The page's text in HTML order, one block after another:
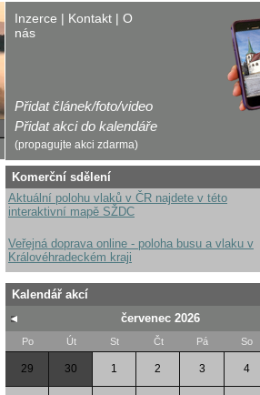
Inzerce | Kontakt | O
nás
Přidat článek/foto/video
Přidat akci do kalendáře
(propagujte akci zdarma)
Komerční sdělení
Aktuální polohu vlaků v ČR najdete v této
interaktivní mapě SŽDC
Veřejná doprava online - poloha busu a vlaku v
Královéhradeckém kraji
Kalendář akcí
červenec 2026
Po Út St Čt Pá So
29 30 1 2 3 4